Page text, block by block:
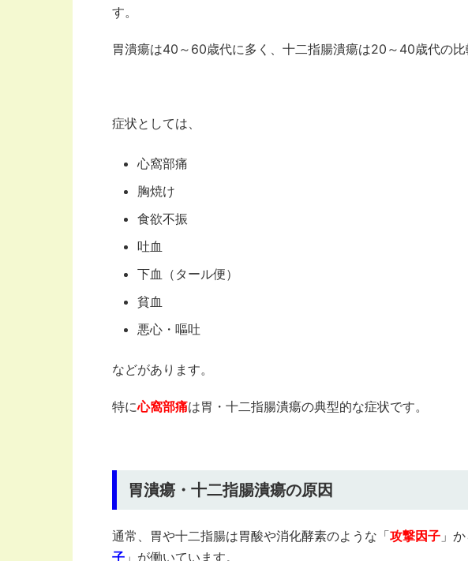
す。
胃潰瘍は40～60歳代に多く、十二指腸潰瘍は20～40歳代の比
症状としては、
心窩部痛
胸焼け
食欲不振
吐血
下血（タール便）
貧血
悪心・嘔吐
などがあります。
特に心窩部痛は胃・十二指腸潰瘍の典型的な症状です。
胃潰瘍・十二指腸潰瘍の原因
通常、胃や十二指腸は胃酸や消化酵素のような「攻撃因子 」
子 」が働いています。